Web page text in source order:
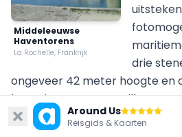
Grotten van Régulus
Middeleeuwse
Haventorens
La Rochelle, Frankrijk
drie
ongeveer 42 meter hoogte en
haveningang, waar zeilboten
tussen de eeuwenoude
Around Us
Reisgids & Kaarten